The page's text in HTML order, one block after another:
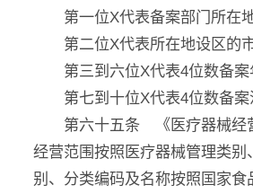
第一位X代表备案部门所在
第二位X代表所在地设区的
第三到六位X代表4位数备案
第七到十位X代表4位数备案
第六十五条 《医疗器械经营
经营范围按照医疗器械管理类
别、分类编码及名称按照国家